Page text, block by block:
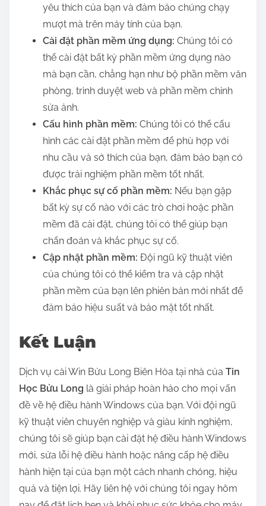
yêu thích của bạn và đảm bảo chúng chạy
mượt mà trên máy tính của bạn.
Cài đặt phần mềm ứng dụng: Chúng tôi có
thể cài đặt bất kỳ phần mềm ứng dụng nào
mà bạn cần, chẳng hạn như bộ phần mềm văn
phòng, trình duyệt web và phần mềm chỉnh
sửa ảnh.
Cấu hình phần mềm: Chúng tôi có thể cấu
hình các cài đặt phần mềm để phù hợp với
nhu cầu và sở thích của bạn, đảm bảo bạn có
được trải nghiệm phần mềm tốt nhất.
Khắc phục sự cố phần mềm: Nếu bạn gặp
bất kỳ sự cố nào với các trò chơi hoặc phần
mềm đã cài đặt, chúng tôi có thể giúp bạn
chẩn đoán và khắc phục sự cố.
Cập nhật phần mềm: Đội ngũ kỹ thuật viên
của chúng tôi có thể kiểm tra và cập nhật
phần mềm của bạn lên phiên bản mới nhất để
đảm bảo hiệu suất và bảo mật tốt nhất.
Kết Luận
Dịch vụ cài Win Bửu Long Biên Hòa tại nhà của Tin
Học Bửu Long là giải pháp hoàn hảo cho mọi vấn
đề về hệ điều hành Windows của bạn. Với đội ngũ
kỹ thuật viên chuyên nghiệp và giàu kinh nghiệm,
chúng tôi sẽ giúp bạn cài đặt hệ điều hành Windows
mới, sửa lỗi hệ điều hành hoặc nâng cấp hệ điều
hành hiện tại của bạn một cách nhanh chóng, hiệu
quả và tiện lợi. Hãy liên hệ với chúng tôi ngay hôm